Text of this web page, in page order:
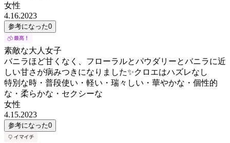
女性
4.16.2023
参考になった0
素敵な大人女子
バニラほど甘くなく、フローラルとパウダリーとバニラに近
しい甘さが病みつきになりました✨クロエはハズレなし
特別な時・普段使い・軽い・瑞々しい・華やかな・個性的
な・柔らかな・セクシーな
女性
4.15.2023
参考になった0